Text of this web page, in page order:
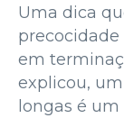
Uma dica
em
explicou,
longas é